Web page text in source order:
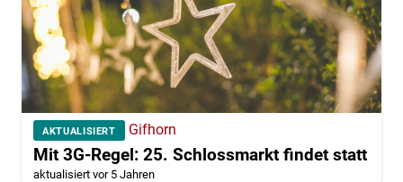
AKTUALISIERT Gifhorn
Mit 3G-Regel: 25. Schlossmarkt findet statt
aktualisiert vor 5 Jahren